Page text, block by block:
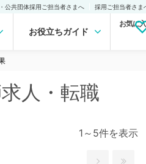
公共団体採用ご担当者さまへ 採用ご担当者さま
お役立ちガイド
お気に
人・転職
1～5件を表示